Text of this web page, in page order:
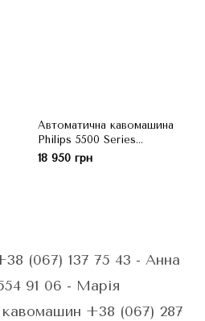
Автоматична кавомашина
Philips 5500 Series
EP5544/50 (СТОК)
18 950 грн
(067) 137 75 43 - Анна
91 06 - Марія
+38 (067) 287